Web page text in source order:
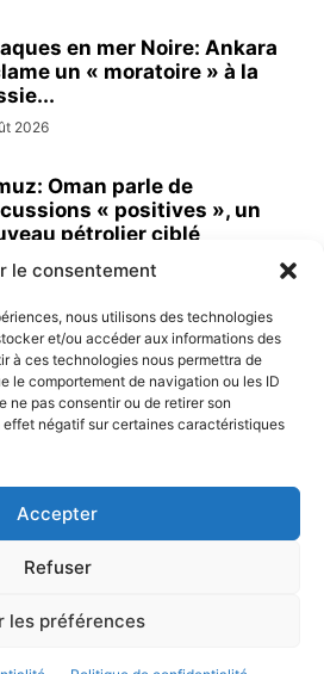
le consentement
nous utilisons des technologies
et/ou accéder aux informations des
à ces technologies nous permettra de
le comportement de navigation ou les ID
ne pas consentir ou de retirer son
négatif sur certaines caractéristiques
Accepter
Refuser
les préférences
en mer Noire: Ankara
un « moratoire » à la
2026
Oman parle de
« positives », un
pétrolier ciblé
2026
PROPOS
NOUS